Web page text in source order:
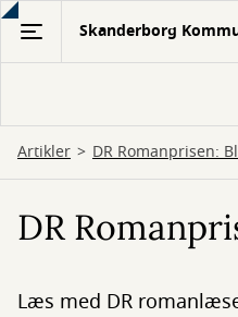
Gå
hovedindhold
Skanderborg
Artikler DR Romanprisen:
DR
Læs med DR